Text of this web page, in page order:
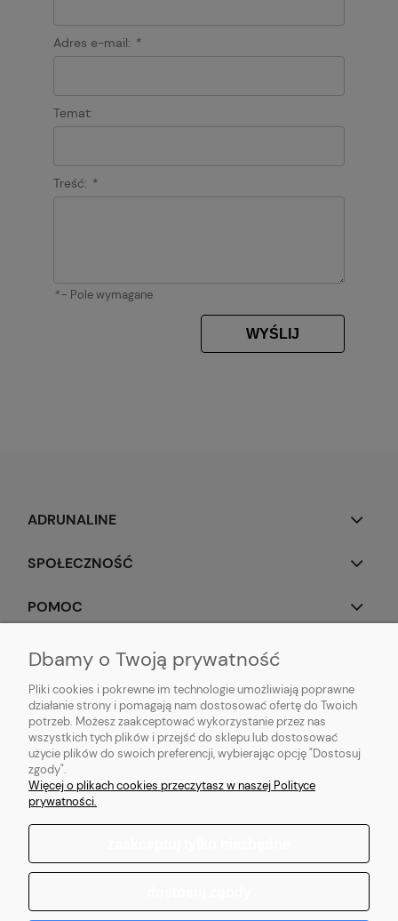
Adres e-mail: *
Temat:
Treść: *
*- Pole wymagane
WYŚLIJ
ADRUNALINE
SPOŁECZNOŚĆ
POMOC
OBSERWUJ NAS
Popularne produkty:Koszulki do biegania|Topy do biegania|Bluzy do
biegania| Longsleeve do biegania|Kurtki do biegania|Kamizelki do
biegania| Legginsy do biegania
Sklep internetowy Shoper.pl
Dbamy o Twoją prywatność
Pliki cookies i pokrewne im technologie umożliwiają poprawne
działanie strony i pomagają nam dostosować ofertę do Twoich
potrzeb. Możesz zaakceptować wykorzystanie przez nas
wszystkich tych plików i przejść do sklepu lub dostosować
użycie plików do swoich preferencji, wybierając opcję "Dostosuj
zgody".
Więcej o plikach cookies przeczytasz w naszej Polityce
prywatności.